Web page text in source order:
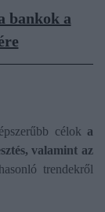
bankok a
célok a
valamint az
trendekről